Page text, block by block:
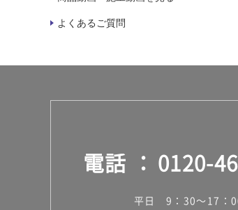
よくあるご質問
電話 0120-
平日 9：30～17：